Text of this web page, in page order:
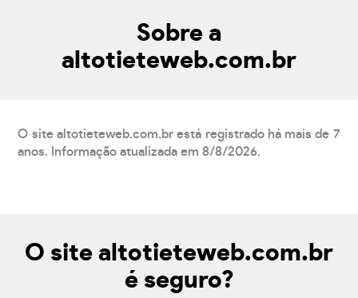
Sobre a
altotieteweb.com.br
O site altotieteweb.com.br está registrado há mais de 7
anos. Informação atualizada em 8/8/2026.
O site altotieteweb.com.br
é seguro?